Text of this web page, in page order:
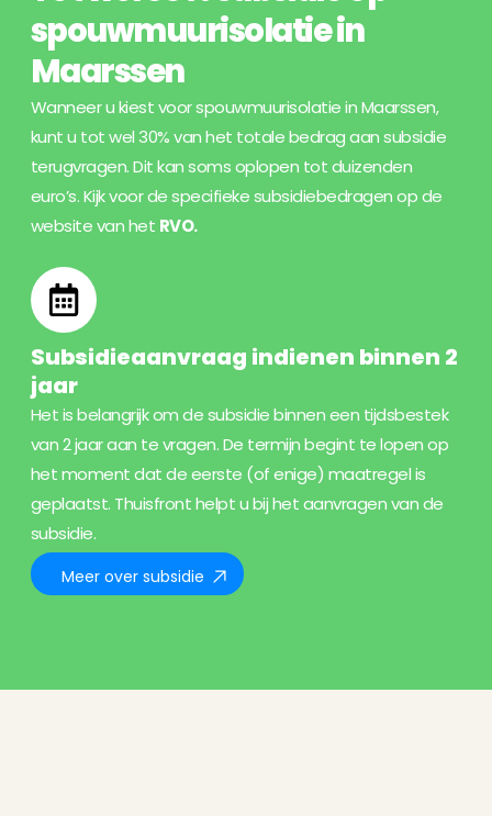
spouwmuurisolatie in
Maarssen
Wanneer u kiest voor spouwmuurisolatie in Maarssen,
kunt u tot wel 30% van het totale bedrag aan subsidie
terugvragen. Dit kan soms oplopen tot duizenden
euro’s. Kijk voor de specifieke subsidiebedragen op de
website van het RVO.
Subsidieaanvraag indienen binnen 2
jaar
Het is belangrijk om de subsidie binnen een tijdsbestek
van 2 jaar aan te vragen. De termijn begint te lopen op
het moment dat de eerste (of enige) maatregel is
geplaatst. Thuisfront helpt u bij het aanvragen van de
subsidie.
Meer over subsidie